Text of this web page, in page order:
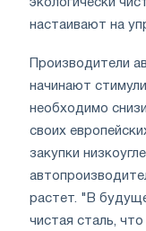
экологически
настаивают на
Производители
начинают
необходимо
своих
закупки
растет. "В
чистая сталь,